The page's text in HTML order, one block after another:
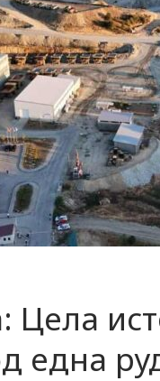
Цела
една